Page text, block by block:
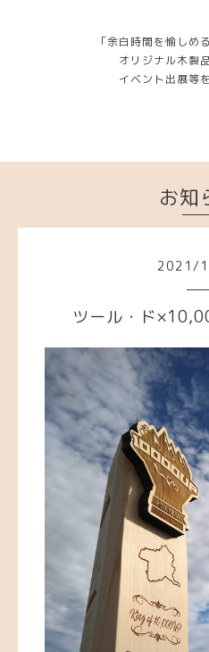
「余白時間を愉しめ
オリジナル木製
イベント出展等
お知
2021 /
ツール・ド